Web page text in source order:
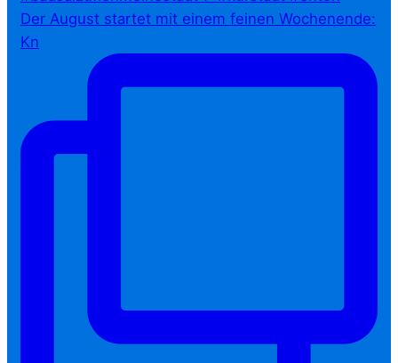
Der August startet mit einem feinen Wochenende:
Kn